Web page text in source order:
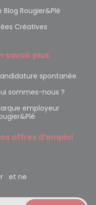
Blog Rougier&Plé
Créatives
savoir plus
spontanée
sommes-nous ?
employeur
offres d’emploi
et ne